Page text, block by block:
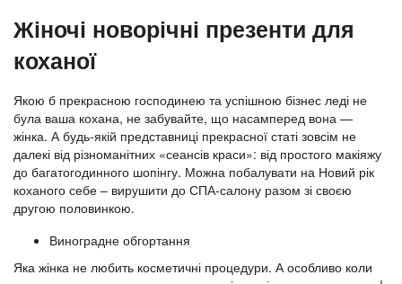
Жіночі новорічні презенти для
коханої
Якою б прекрасною господинею та успішною бізнес леді не
була ваша кохана, не забувайте, що насамперед вона —
жінка. А будь-якій представниці прекрасної статі зовсім не
далекі від різноманітних «сеансів краси»: від простого макіяжу
до багатогодинного шопінгу. Можна побалувати на Новий рік
коханого себе – вирушити до СПА-салону разом зі своєю
другою половинкою.
Виноградне обгортання
Яка жінка не любить косметичні процедури. А особливо коли